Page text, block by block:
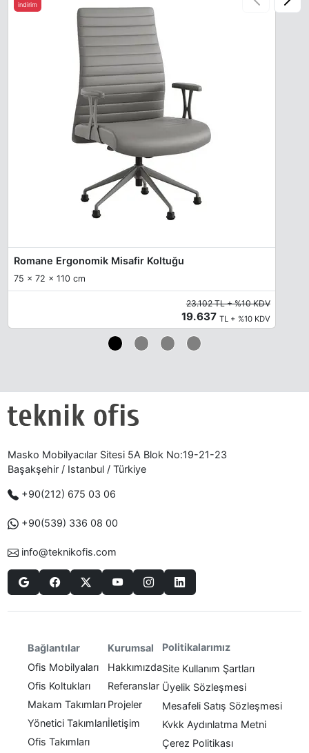
Romane Ergonomik Misafir Koltuğu
75 x 72 x 110 cm
indirim
23.102 TL + %10 KDV
19.637 TL + %10 KDV
Masko Mobilyacılar Sitesi 5A Blok No:19-21-23
Başakşehir / Istanbul / Türkiye
+90(212) 675 03 06
+90(539) 336 08 00
info@teknikofis.com
Bağlantılar
Ofis Mobilyaları
Ofis Koltukları
Makam Takımları
Yönetici Takımları
Ofis Takımları
Kurumsal
Hakkımızda
Referanslar
Projeler
İletişim
Politikalarımız
Site Kullanım Şartları
Üyelik Sözleşmesi
Mesafeli Satış Sözleşmesi
Kvkk Aydınlatma Metni
Çerez Politikası